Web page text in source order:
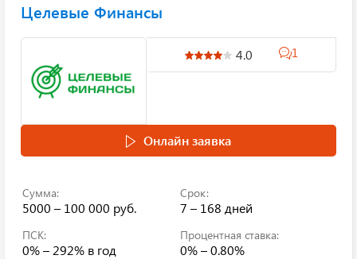
Целевые Финансы
4.0 1
Онлайн заявка
Сумма:
5000 – 100 000 руб.
Срок:
7 – 168 дней
ПСК:
0% – 292% в год
Процентная ставка:
0% – 0.80%